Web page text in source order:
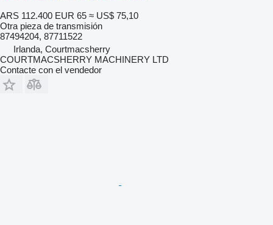
ARS 112.400 EUR 65 ≈ US$ 75,10
Otra pieza de transmisión
87494204, 87711522
Irlanda, Courtmacsherry
COURTMACSHERRY MACHINERY LTD
Contacte con el vendedor